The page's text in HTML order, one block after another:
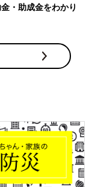
・助成金をわかり